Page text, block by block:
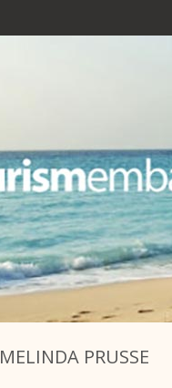
MELINDA PRUSSE